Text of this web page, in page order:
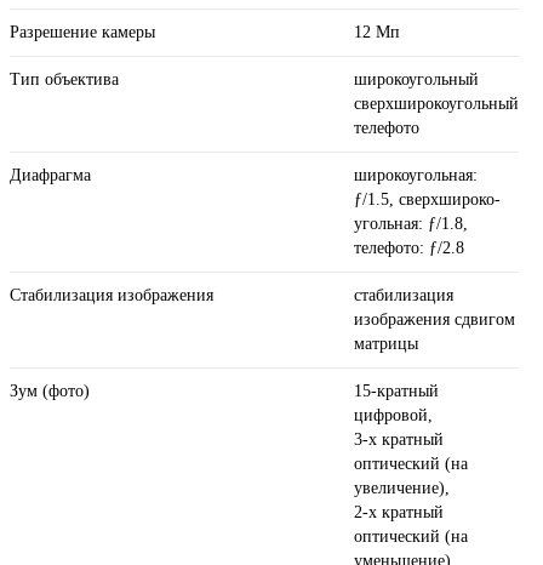
Разрешение камеры 12 Мп
Тип объектива
широкоугольный
сверхширокоугольный
телефото
Диафрагма
широкоугольная:
ƒ/1.5, сверхшироко­
угольная: ƒ/1.8,
телефото: ƒ/2.8
Стабилизация изображения
стабилизация
изображения сдвигом
матрицы
Зум (фото)
15-кратный
цифровой,
3-х кратный
оптический (на
увеличение),
2-х кратный
оптический (на
уменьшение)